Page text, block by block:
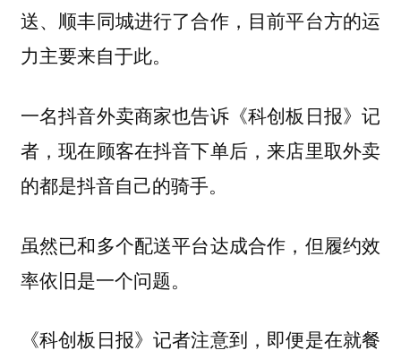
送、顺丰同城进行了合作，目前平台方的运
力主要来自于此。
一名抖音外卖商家也告诉《科创板日报》记
者，现在顾客在抖音下单后，来店里取外卖
的都是抖音自己的骑手。
虽然已和多个配送平台达成合作，但履约效
率依旧是一个问题。
《科创板日报》记者注意到，即便是在就餐